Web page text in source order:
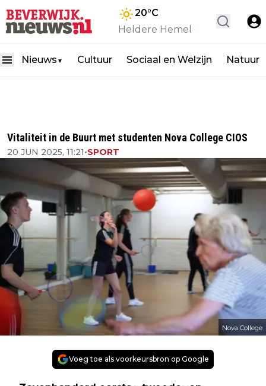
20°C
Heldere Hemel
Nieuws ▼ Cultuur Sociaal en Welzijn Natuur
Vitaliteit in de Buurt met studenten Nova College CIOS
20 JUN 2025, 11:21•SPORT
Nova College
Voeg toe als voorkeursbron op Google